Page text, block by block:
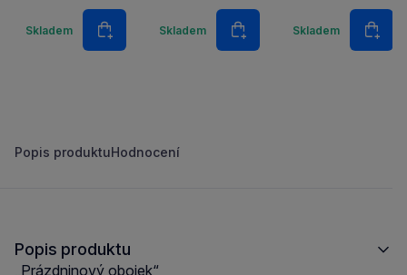
Skladem
Množství
Do košíku
Skladem
Množství
Do košíku
a pakomárům.
Skladem
Do
Popis produktuHodnocení
Popis produktu
„Prázdninový obojek“